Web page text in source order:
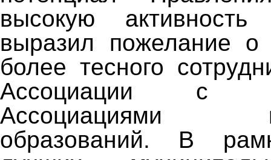
высокую
выразил пожелание о
более тесного
Ассоциации с
Ассоциациями
образований. В